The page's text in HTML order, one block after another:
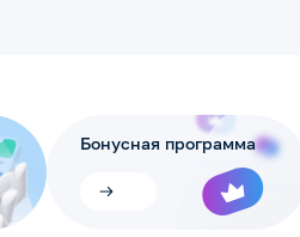
Бонусная программа